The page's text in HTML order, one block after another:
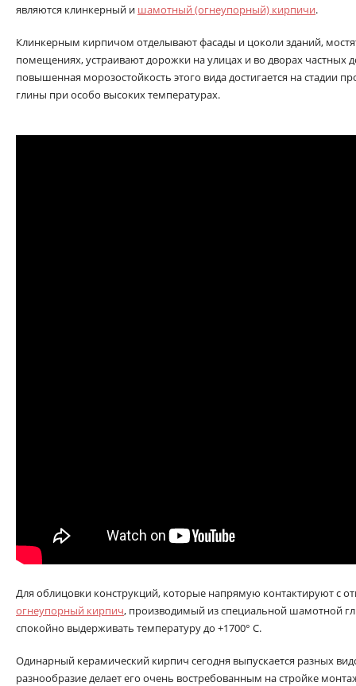
являются клинкерный и шамотный (огнеупорный) кирпичи.
Клинкерным кирпичом отделывают фасады и цоколи зданий,
помещениях, устраивают дорожки на улицах и во дворах частных
повышенная морозостойкость этого вида достигается на стадии
глины при особо высоких температурах.
Для облицовки конструкций, которые напрямую контактируют с
огнеупорный кирпич, производимый из специальной шамотной
спокойно выдерживать температуру до +1700° С.
Одинарный керамический кирпич сегодня выпускается разных
разнообразие делает его очень востребованным на стройке